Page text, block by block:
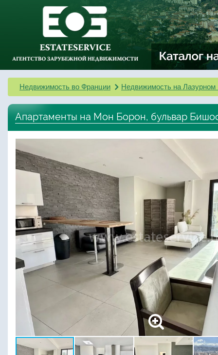
Недвижимость во Франции Недвижимость на Лазурном
Апартаменты на Мон Борон, бульвар